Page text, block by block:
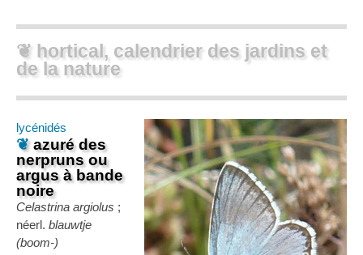
❦ hortical, calendrier des jardins et
de la nature
lycénidés
❦azuré des
nerpruns ou
argus à bande
noire
Celastrina argiolus ;
néerl. blauwtje
(boom-)